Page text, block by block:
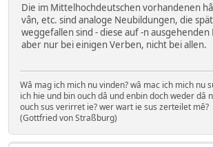
Die im Mittelhochdeutschen vorhandenen
vân, etc. sind analoge Neubildungen, die
weggefallen sind - diese auf -n ausgehenden
aber nur bei einigen Verben, nicht bei allen.
Wâ mag ich mich nu vinden? wâ mac ich mich nu
ich hie und bin ouch dâ und enbin doch weder dâ
ouch sus verirret ie? wer wart ie sus zerteilet mê?
(Gottfried von Straßburg)